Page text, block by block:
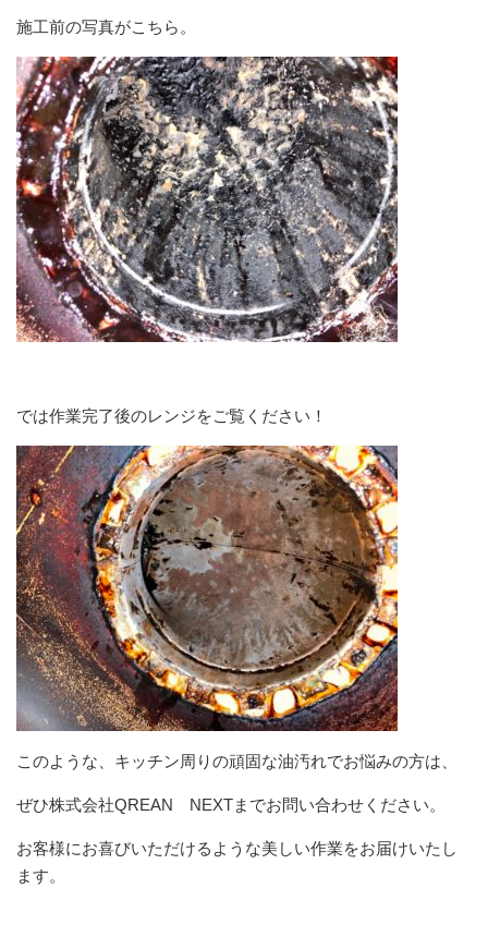
施工前の写真がこちら。
では作業完了後のレンジをご覧ください！
このような、キッチン周りの頑固な油汚れでお悩みの方は、
ぜひ株式会社QREAN NEXTまでお問い合わせください。
お客様にお喜びいただけるような美しい作業をお届けいたし
ます。